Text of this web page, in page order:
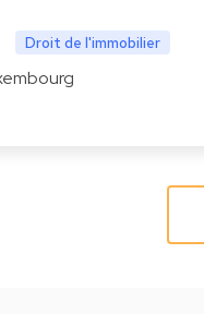
Droit de l'immobilier